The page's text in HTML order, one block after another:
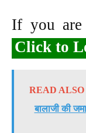
If you are
Click to
READ ALSO
बालाजी की